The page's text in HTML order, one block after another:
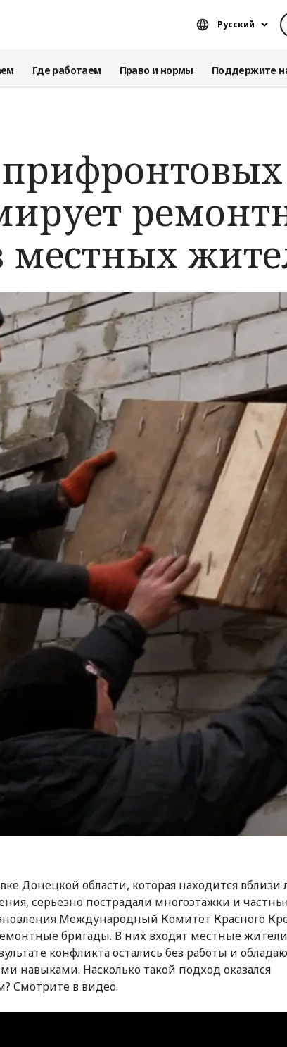
Русский
Где работаем Право и нормы Поддержите
местных
Донецкой области, которая находится
серьезно пострадали многоэтажки и
Международный Комитет Красного
бригады. В них входят местные
конфликта остались без работы и
навыками. Насколько такой подход оказался
Смотрите в видео.